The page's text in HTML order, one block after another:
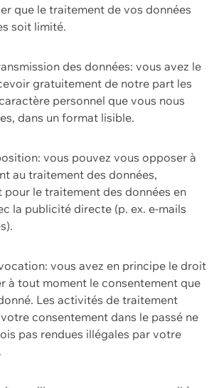
que le traitement de vos données
soit limité.
des données: vous avez le
gratuitement de notre part les
personnel que vous nous
dans un format lisible.
vous pouvez vous opposer à
au traitement des données,
pour le traitement des données en
la publicité directe (p. ex. e-mails
vous avez en principe le droit
à tout moment le consentement que
Les activités de traitement
consentement dans le passé ne
pas rendues illégales par votre